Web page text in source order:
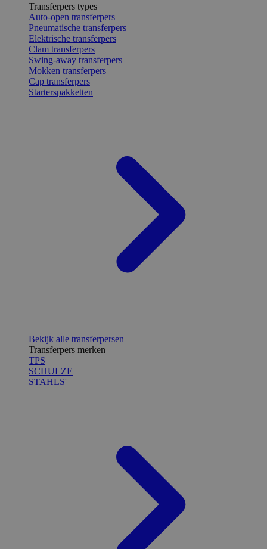
Transferpers types
Auto-open transferpers
Pneumatische transferpers
Elektrische transferpers
Clam transferpers
Swing-away transferpers
Mokken transferpers
Cap transferpers
Starterspakketten
Bekijk alle transferpersen
Transferpers merken
TPS
SCHULZE
STAHLS'